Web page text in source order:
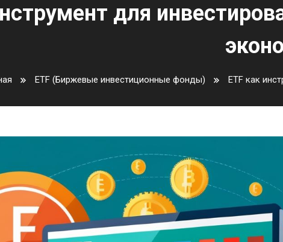
для
ETF (Биржевые инвестиционные фонды) ETF как